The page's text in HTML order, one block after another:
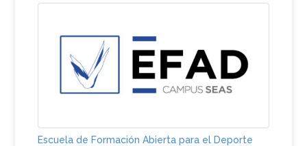
Escuela de Formación Abierta para el Deporte